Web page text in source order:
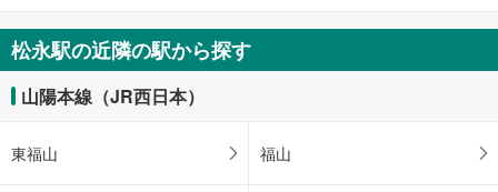
2,399万円
4LDK
松永駅の近隣の駅から探す
山陽本線（JR西日本）
東福山 福山